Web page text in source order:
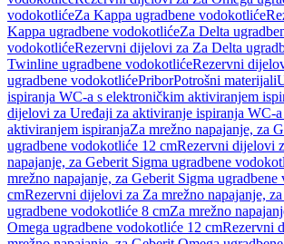
vodokotlićeZa Kappa ugradbene vodokotliće
Kappa ugradbene vodokotlićeZa Delta
vodokotlićeRezervni dijelovi za Za Delta
Twinline ugradbene vodokotlićeRezervni
ugradbene vodokotlićePriborPotrošni materijali
ispiranja WC-a s elektroničkim aktiviranjem
dijelovi za Uređaji za aktiviranje ispiranja WC-
aktiviranjem ispiranjaZa mrežno napajanje, za
ugradbene vodokotliće 12 cmRezervni dijelovi
napajanje, za Geberit Sigma ugradbene
mrežno napajanje, za Geberit Sigma
cmRezervni dijelovi za Za mrežno napajanje,
ugradbene vodokotliće 8 cmZa mrežno
Omega ugradbene vodokotliće 12 cmRezervni